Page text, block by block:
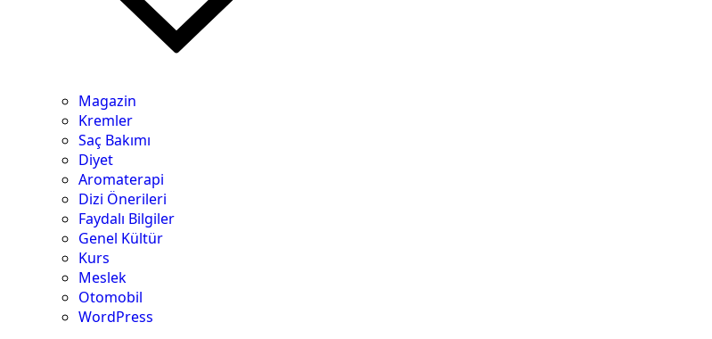
Magazin
Kremler
Saç Bakımı
Diyet
Aromaterapi
Dizi Önerileri
Faydalı Bilgiler
Genel Kültür
Kurs
Meslek
Otomobil
WordPress